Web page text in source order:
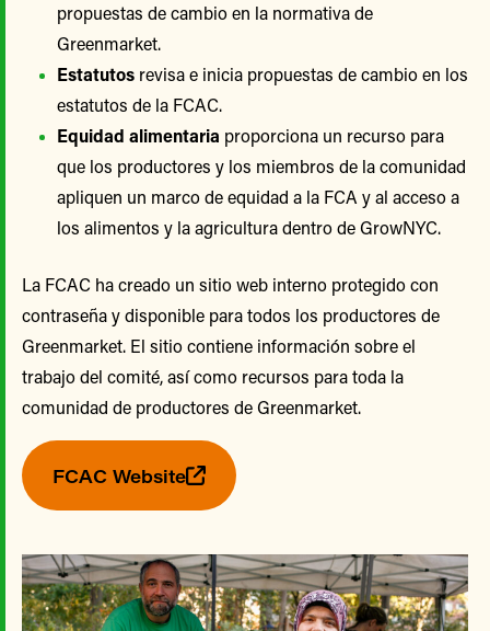
propuestas de cambio en la normativa de
Greenmarket.
Estatutos revisa e inicia propuestas de cambio en los
estatutos de la FCAC.
Equidad alimentaria proporciona un recurso para
que los productores y los miembros de la comunidad
apliquen un marco de equidad a la FCA y al acceso a
los alimentos y la agricultura dentro de GrowNYC.
La FCAC ha creado un sitio web interno protegido con
contraseña y disponible para todos los productores de
Greenmarket. El sitio contiene información sobre el
trabajo del comité, así como recursos para toda la
comunidad de productores de Greenmarket.
FCAC Website